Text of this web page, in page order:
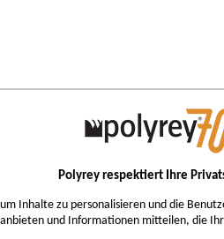
Polyrey respektiert Ihre
Inhalte zu personalisieren und die
und Informationen mitteilen, die